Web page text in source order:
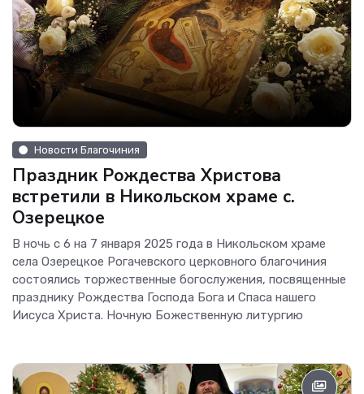
Новости Благочиния
Праздник Рождества Христова
встретили в Никольском храме с.
Озерецкое
В ночь с 6 на 7 января 2025 года в Никольском храме
села Озерецкое Рогачевского церковного благочиния
состоялись торжественные богослужения, посвященные
празднику Рождества Господа Бога и Спаса нашего
Иисуса Христа. Ночную Божественную литургию